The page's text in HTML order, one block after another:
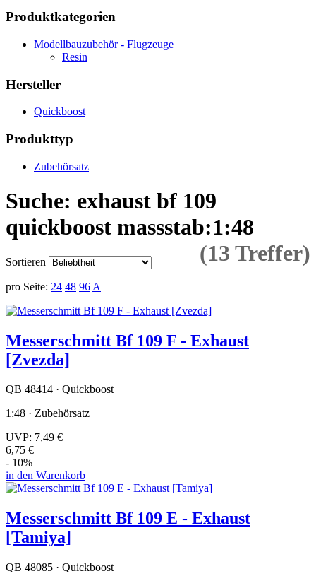
Produktkategorien
Modellbauzubehör - Flugzeuge
Resin
Hersteller
Quickboost
Produkttyp
Zubehörsatz
Suche: exhaust bf 109
quickboost massstab:1:48
(13 Treffer)
Sortieren
pro Seite: 24 48 96 A
Messerschmitt Bf 109 F - Exhaust
[Zvezda]
QB 48414 · Quickboost
1:48 · Zubehörsatz
UVP: 7,49 €
6,75 €
- 10%
in den Warenkorb
Messerschmitt Bf 109 E - Exhaust
[Tamiya]
QB 48085 · Quickboost